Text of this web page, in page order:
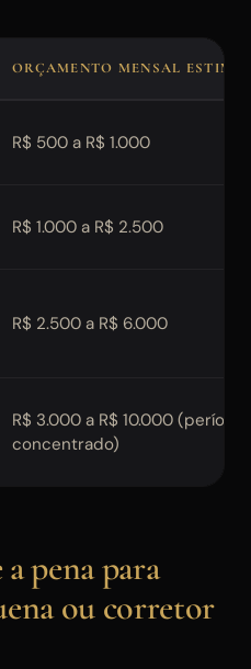
ORÇAMENTO MENSAL
R$ 500 a R$ 1.000
R$ 1.000 a R$ 2.500
R$ 2.500 a R$ 6.000
R$ 3.000 a R$ 10.000 (período
concentrado)
pena para
ou corretor